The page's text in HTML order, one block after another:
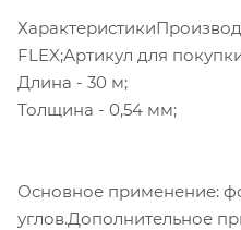
FLEX;Артикул для
Длина - 30 м;
Толщина - 0,54 мм;
Основное применение:
углов.Дополнительное